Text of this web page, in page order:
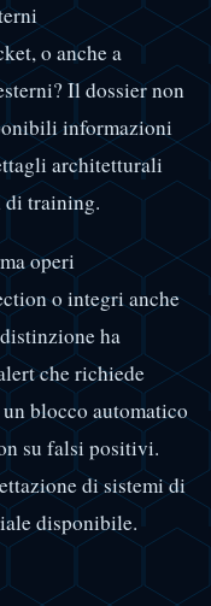
o anche a
Il dossier non
informazioni
architetturali
di training.
operi
o integri anche
ha
che richiede
blocco automatico
su falsi positivi.
di sistemi di
disponibile.